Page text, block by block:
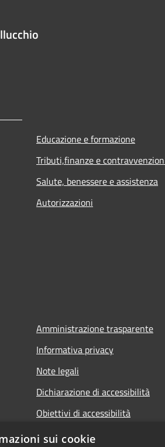
Educazione e formazione
Tributi,finanze e
Salute, benessere e assistenza
Autorizzazioni
Amministrazione trasparente
Informativa privacy
Note legali
Dichiarazione di accessibilità
Obiettivi di accessibilità
sui cookie